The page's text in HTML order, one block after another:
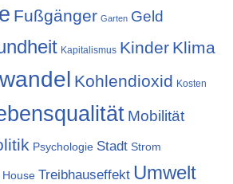
Fußgänger Garten Geld
Kapitalismus Kinder Klima
Kohlendioxid Kosten
Mobilität
Psychologie Stadt Strom
House Treibhauseffekt Umwelt